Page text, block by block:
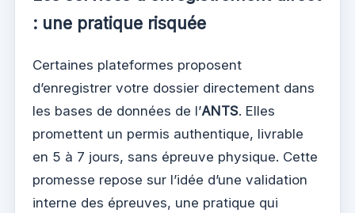
: une pratique risquée
Certaines plateformes proposent
d’enregistrer votre dossier directement dans
les bases de données de l’ANTS. Elles
promettent un permis authentique, livrable
en 5 à 7 jours, sans épreuve physique. Cette
promesse repose sur l’idée d’une validation
interne des épreuves, une pratique qui